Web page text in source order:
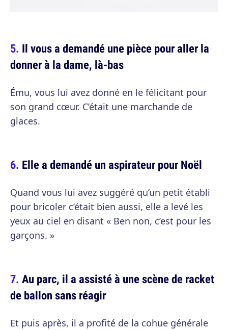
Il vous a demandé une pièce pour aller la
donner à la dame, là-bas
Ému, vous lui avez donné en le félicitant pour
son grand cœur. C’était une marchande de
glaces.
Elle a demandé un aspirateur pour Noël
Quand vous lui avez suggéré qu’un petit établi
pour bricoler c’était bien aussi, elle a levé les
yeux au ciel en disant « Ben non, c’est pour les
garçons. »
Au parc, il a assisté à une scène de racket
de ballon sans réagir
Et puis après, il a profité de la cohue générale